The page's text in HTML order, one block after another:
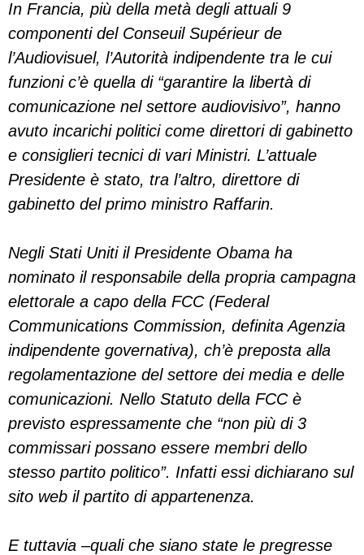
In Francia, più della metà degli attuali 9
componenti del Conseuil Supérieur de
l’Audiovisuel, l’Autorità indipendente tra le cui
funzioni c’è quella di “garantire la libertà di
comunicazione nel settore audiovisivo”, hanno
avuto incarichi politici come direttori di gabinetto
e consiglieri tecnici di vari Ministri. L’attuale
Presidente è stato, tra l’altro, direttore di
gabinetto del primo ministro Raffarin.
Negli Stati Uniti il Presidente Obama ha
nominato il responsabile della propria campagna
elettorale a capo della FCC (Federal
Communications Commission, definita Agenzia
indipendente governativa), ch’è preposta alla
regolamentazione del settore dei media e delle
comunicazioni. Nello Statuto della FCC è
previsto espressamente che “non più di 3
commissari possano essere membri dello
stesso partito politico”. Infatti essi dichiarano sul
sito web il partito di appartenenza.
E tuttavia –quali che siano state le pregresse